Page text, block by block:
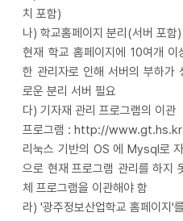
치 포함)
나) 학교홈페이지 분리(서버 포함)
현재 학교 홈페이지에 10여개
한 관리자로 인해 서버의 부하가
로운 분리 서버 필요
다) 기자재 관리 프로그램의 이관
프로그램 : http://
리눅스 기반의 OS 에 Mysql로
으로 현재 프로그램 관리를 하지
체 프로그램을 이관해야 함
라) '광주정보산업학교 홈페이지'